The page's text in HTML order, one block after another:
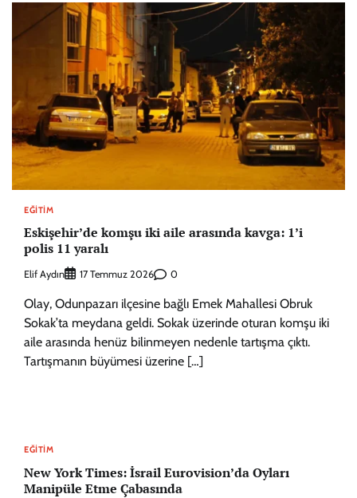
EĞITIM
Eskişehir’de komşu iki aile arasında kavga: 1’i
polis 11 yaralı
Elif Aydın 17 Temmuz 2026 0
Olay, Odunpazarı ilçesine bağlı Emek Mahallesi Obruk
Sokak’ta meydana geldi. Sokak üzerinde oturan komşu iki
aile arasında henüz bilinmeyen nedenle tartışma çıktı.
Tartışmanın büyümesi üzerine […]
EĞITIM
New York Times: İsrail Eurovision’da Oyları
Manipüle Etme Çabasında